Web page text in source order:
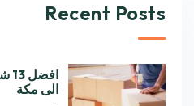
Recent Posts
الى مكة